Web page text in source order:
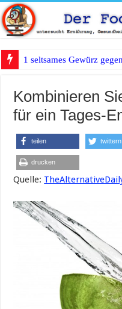
1 seltsames Gewürz
Kombinieren
für ein Tages-
teilen twittern
drucken
Quelle: